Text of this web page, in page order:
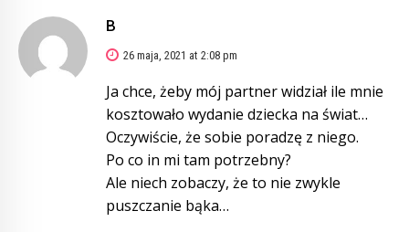
B
26 maja, 2021 at 2:08 pm
Ja chce, żeby mój partner widział ile mnie
kosztowało wydanie dziecka na świat…
Oczywiście, że sobie poradzę z niego.
Po co in mi tam potrzebny?
Ale niech zobaczy, że to nie zwykle
puszczanie bąka…